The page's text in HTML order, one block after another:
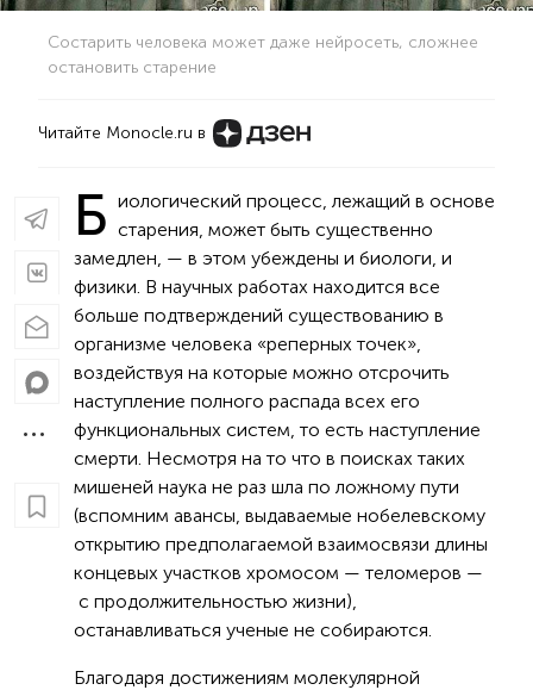
Состарить человека может даже нейросеть, сложнее
остановить старение
Читайте Monocle.ru в
Б иологический процесс, лежащий в основе
старения, может быть существенно
замедлен, — в этом убеждены и биологи, и
физики. В научных работах находится все
больше подтверждений существованию в
организме человека «реперных точек»,
воздействуя на которые можно отсрочить
наступление полного распада всех его
функциональных систем, то есть наступление
смерти. Несмотря на то что в поисках таких
мишеней наука не раз шла по ложному пути
(вспомним авансы, выдаваемые нобелевскому
открытию предполагаемой взаимосвязи длины
концевых участков хромосом — теломеров —
с продолжительностью жизни),
останавливаться ученые не собираются.
Благодаря достижениям молекулярной